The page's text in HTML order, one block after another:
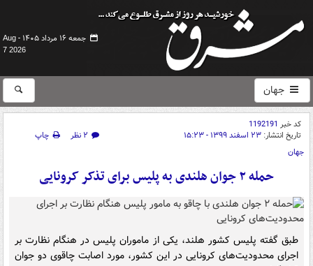
جمعه ۱۶ مرداد ۱۴۰۵ -
Aug
7 2026
جهان
کد خبر 1192191
تاریخ انتشار: ۲۳ اسفند ۱۳۹۹ - ۱۵:۲۳ ۲ نظر
چاپ
جهان
حمله ۲ جوان هلندی به پلیس برای تذکر کرونایی
طبق گفته پلیس کشور هلند، یکی از ماموران پلیس در هنگام نظارت بر
اجرای محدودیت‌های کرونایی در این کشور، مورد اصابت چاقوی دو جوان